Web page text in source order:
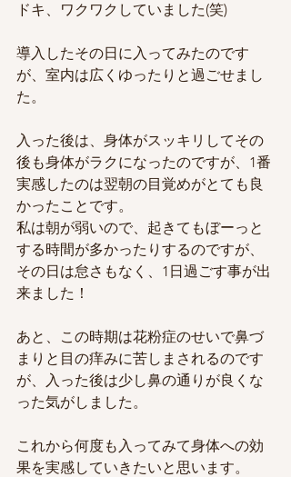
ドキ、ワクワクしていました(笑)
導入したその日に入ってみたのです
が、室内は広くゆったりと過ごせまし
た。
入った後は、身体がスッキリしてその
後も身体がラクになったのですが、1番
実感したのは翌朝の目覚めがとても良
かったことです。
私は朝が弱いので、起きてもぼーっと
する時間が多かったりするのですが、
その日は怠さもなく、1日過ごす事が出
来ました！
あと、この時期は花粉症のせいで鼻づ
まりと目の痒みに苦しまされるのです
が、入った後は少し鼻の通りが良くな
った気がしました。
これから何度も入ってみて身体への効
果を実感していきたいと思います。